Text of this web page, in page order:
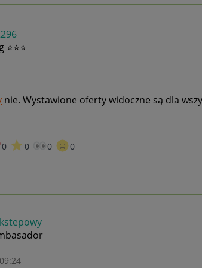
nie. Wystawione oferty widoczne są dla
0 0 0 0
09:24